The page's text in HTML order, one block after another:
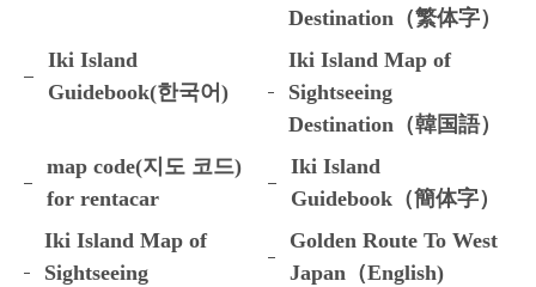
Destination（繁体字）
Iki Island
Guidebook(한국어)
Iki Island Map of
Sightseeing
Destination（韓国語）
map code(지도 코드)
for rentacar
Iki Island
Guidebook（簡体字）
Iki Island Map of
Sightseeing
Golden Route To West
Japan（English)